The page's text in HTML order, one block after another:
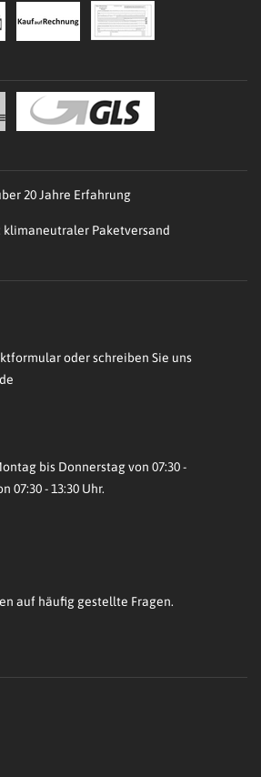
20 Jahre Erfahrung
Paketversand
oder schreiben Sie uns
bis Donnerstag von 07:30 -
07:30 - 13:30 Uhr.
auf häufig gestellte Fragen.